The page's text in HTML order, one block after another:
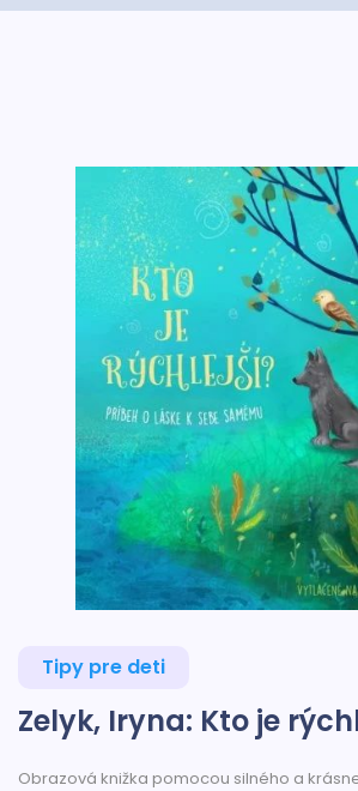
Tipy pre deti
Zelyk, Iryna: Kto je
Obrazová knižka pomocou silného a